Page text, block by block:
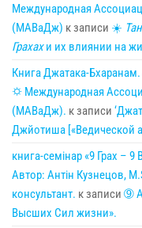
Международная
(МАВаДж) к записи ☀
Грахахи их влиянии на
Книга Джатака-
🌣 Международная
(МАВаДж). к записи
Джйотиша [«Ведической
книга-семінар «9 Грах –
Автор: Антін Кузнецов,
консультант. к записи ➈
Высших Сил жизни».